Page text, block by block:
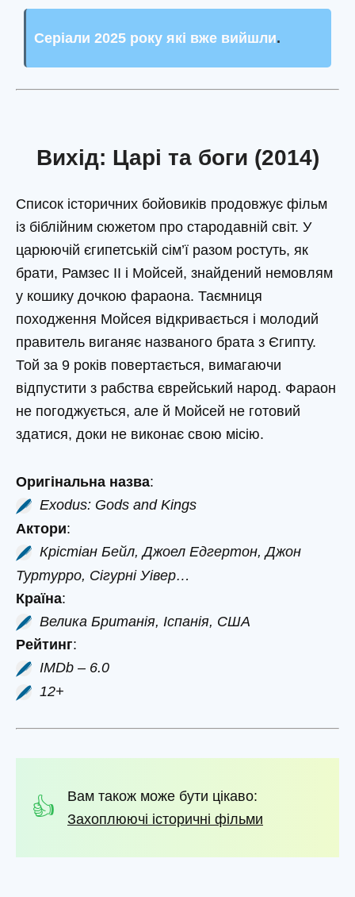
Серіали 2025 року які вже вийшли.
Вихід: Царі та боги (2014)
Список історичних бойовиків продовжує фільм
із біблійним сюжетом про стародавній світ. У
царюючій єгипетській сім’ї разом ростуть, як
брати, Рамзес II і Мойсей, знайдений немовлям
у кошику дочкою фараона. Таємниця
походження Мойсея відкривається і молодий
правитель виганяє названого брата з Єгипту.
Той за 9 років повертається, вимагаючи
відпустити з рабства єврейський народ. Фараон
не погоджується, але й Мойсей не готовий
здатися, доки не виконає свою місію.
Оригінальна назва:
Exodus: Gods and Kings
Актори:
Крістіан Бейл, Джоел Едгертон, Джон
Туртурро, Сігурні Уівер…
Країна:
Велика Британія, Іспанія, США
Рейтинг:
IMDb – 6.0
12+
Вам також може бути цікаво:
Захоплюючі історичні фільми